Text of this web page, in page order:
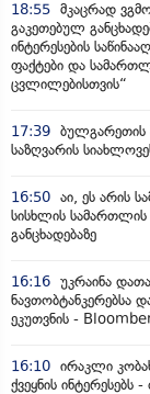
18:55 მკაცრად
გაკეთებულ
ინტერესების
ფაქტები და
ცვლილებისთვის“
17:39 ბულგარეთის
საზღვარის
16:50 აი, ეს არის
სისხლის სამართლის
განცხადებაზე
16:16 უკრაინა
ნავთობტანკერებსა
ეკუთვნის -
16:10 ირაკლი
ქვეყნის ინტერესებს